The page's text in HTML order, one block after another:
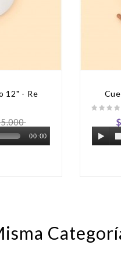
12" - Re
00:00